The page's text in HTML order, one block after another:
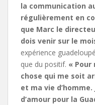
la communication
régulièrement en
que Marc le
dois venir sur le
expérience
que du positif. « Pour
chose qui me soit
et ma vie
d’amour pour la